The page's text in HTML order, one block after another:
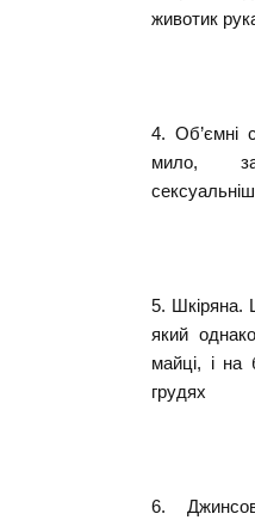
животик
4. Об’ємні
мило,
5. Шкіряна.
який
майці, і на
грудях
6.